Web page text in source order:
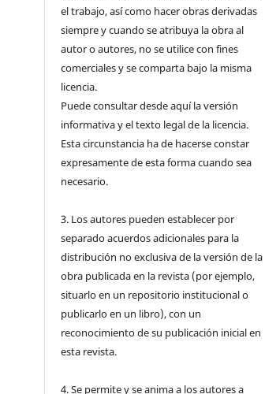
el trabajo, así como hacer obras derivadas
siempre y cuando se atribuya la obra al
autor o autores, no se utilice con fines
comerciales y se comparta bajo la misma
licencia.
Puede consultar desde aquí la versión
informativa y el texto legal de la licencia.
Esta circunstancia ha de hacerse constar
expresamente de esta forma cuando sea
necesario.
3. Los autores pueden establecer por
separado acuerdos adicionales para la
distribución no exclusiva de la versión de la
obra publicada en la revista (por ejemplo,
situarlo en un repositorio institucional o
publicarlo en un libro), con un
reconocimiento de su publicación inicial en
esta revista.
4. Se permite y se anima a los autores a